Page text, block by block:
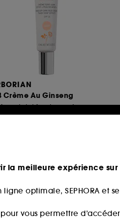
Crème Au Ginseng
Crème teintée visage format voyage
la meilleure expérience sur
optimale, SEPHORA et
pour vous permettre